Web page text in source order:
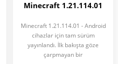
Minecraft 1.21.114.01
Minecraft 1.21.114.01 - Android
cihazlar için tam sürüm
yayınlandı. İlk bakışta göze
çarpmayan bir